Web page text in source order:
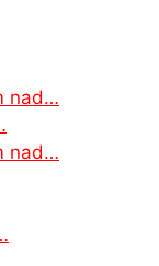
nad…
nad…